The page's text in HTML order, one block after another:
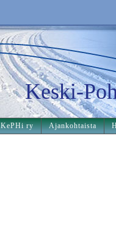
Keski-
KePHi ry Ajankohtaista